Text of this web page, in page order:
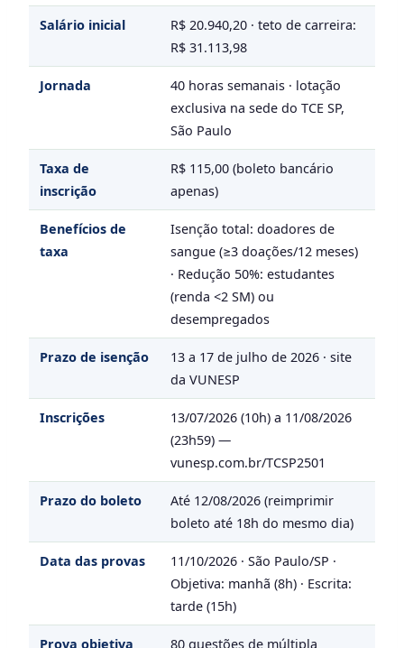
Salário inicial
R$ 20.940,20 · teto de carreira:
R$ 31.113,98
Jornada
40 horas semanais · lotação
exclusiva na sede do TCE SP,
São Paulo
Taxa de
inscrição
R$ 115,00 (boleto bancário
apenas)
Benefícios de
taxa
Isenção total: doadores de
sangue (≥3 doações/12 meses)
· Redução 50%: estudantes
(renda <2 SM) ou
desempregados
Prazo de isenção
13 a 17 de julho de 2026 · site
da VUNESP
Inscrições
13/07/2026 (10h) a 11/08/2026
(23h59) —
vunesp.com.br/TCSP2501
Prazo do boleto
Até 12/08/2026 (reimprimir
boleto até 18h do mesmo dia)
Data das provas
11/10/2026 · São Paulo/SP ·
Objetiva: manhã (8h) · Escrita:
tarde (15h)
Prova objetiva 80 questões de múltipla